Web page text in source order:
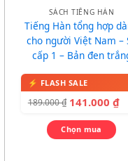
SÁCH TIẾNG HÀN
Tiếng Hàn tổng hợp
cho người Việt Nam –
cấp 1 – Bản đen
189.000₫ 141.000 ₫
Chọn mua